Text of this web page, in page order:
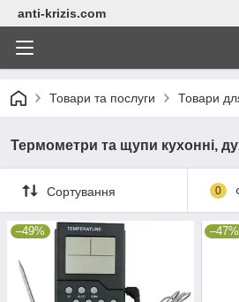
anti-krizis.com
Товари та послуги Товари
Термометри та щупи кухонні,
Сортування 0
–49% –47%